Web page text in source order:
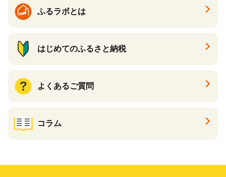
ふるラボとは
はじめてのふるさと納税
よくあるご質問
コラム